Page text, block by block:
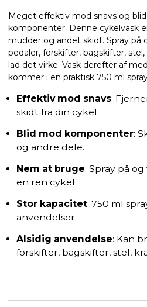
Meget effektiv mod snavs og
komponenter. Denne cykelvask
mudder og andet skidt. Spray på
pedaler, forskifter, bagskifter,
lad det virke. Vask derefter af
kommer i en praktisk 750 ml
Effektiv mod snavs:
skidt fra din cykel.
Blid mod komponenter:
og andre dele.
Nem at bruge: Spray på
en ren cykel.
Stor kapacitet: 750 ml
anvendelser.
Alsidig anvendelse: Kan
forskifter, bagskifter, stel,